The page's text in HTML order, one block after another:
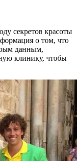
секретов красоты
о том, что
данным,
клинику, чтобы